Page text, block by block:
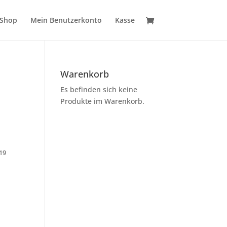
Mein Benutzerkonto Kasse
Warenkorb
Es befinden sich keine
Produkte im Warenkorb.